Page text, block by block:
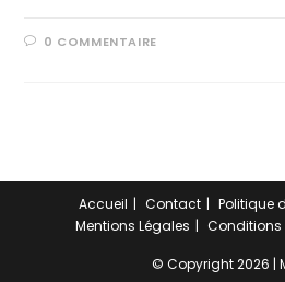
0 COMMENTAIRE
Accueil Contact
Politique
Mentions Légales
Conditions
© Copyright 2026 |